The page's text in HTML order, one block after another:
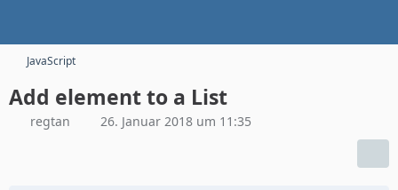
JavaScript
Add element to a List
regtan 26. Januar 2018 um 11:35